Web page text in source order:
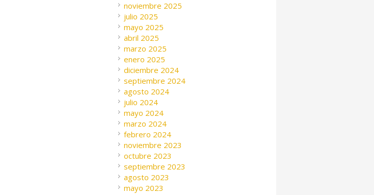
noviembre 2025
julio 2025
mayo 2025
abril 2025
marzo 2025
enero 2025
diciembre 2024
septiembre 2024
agosto 2024
julio 2024
mayo 2024
marzo 2024
febrero 2024
noviembre 2023
octubre 2023
septiembre 2023
agosto 2023
mayo 2023